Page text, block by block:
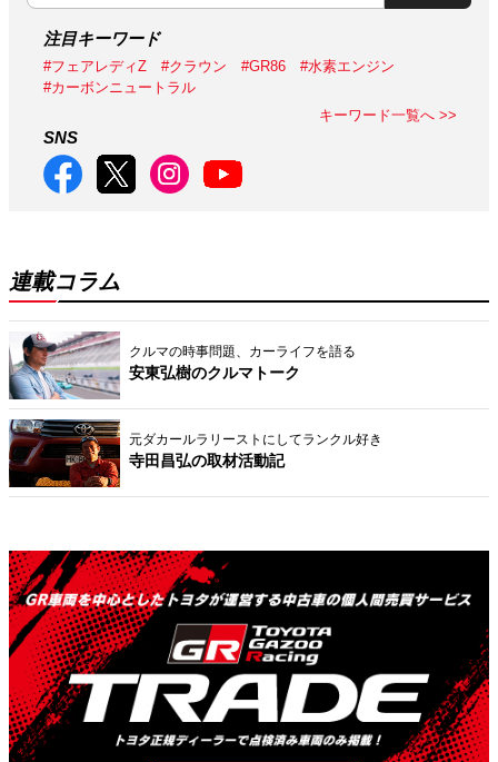
注目キーワード
#フェアレディZ #クラウン #GR86
#水素エンジン
#カーボンニュートラル
キーワード一覧へ >>
SNS
連載コラム
クルマの時事問題、カーライフを語る
安東弘樹のクルマトーク
元ダカールラリーストにしてランクル好き
寺田昌弘の取材活動記